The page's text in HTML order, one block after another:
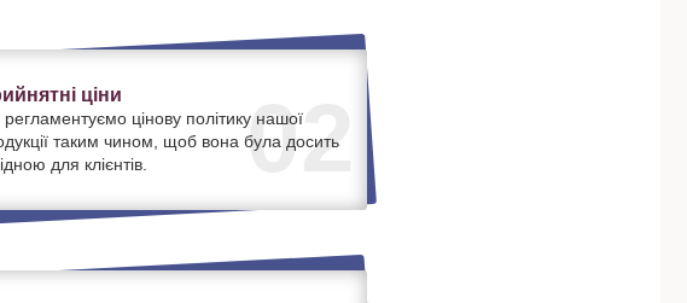
02
ціни
цінову політику нашої
таким чином, щоб вона була досить
для клієнтів.